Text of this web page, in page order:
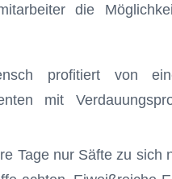
die
profitiert von
mit
Tage nur Säfte zu sich